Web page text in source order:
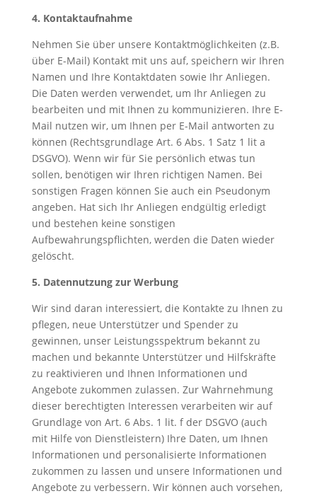
4. Kontaktaufnahme
Nehmen Sie über unsere Kontaktmöglichkeiten (z.B.
über E-Mail) Kontakt mit uns auf, speichern wir Ihren
Namen und Ihre Kontaktdaten sowie Ihr Anliegen.
Die Daten werden verwendet, um Ihr Anliegen zu
bearbeiten und mit Ihnen zu kommunizieren. Ihre E-
Mail nutzen wir, um Ihnen per E-Mail antworten zu
können (Rechtsgrundlage Art. 6 Abs. 1 Satz 1 lit a
DSGVO). Wenn wir für Sie persönlich etwas tun
sollen, benötigen wir Ihren richtigen Namen. Bei
sonstigen Fragen können Sie auch ein Pseudonym
angeben. Hat sich Ihr Anliegen endgültig erledigt
und bestehen keine sonstigen
Aufbewahrungspflichten, werden die Daten wieder
gelöscht.
5. Datennutzung zur Werbung
Wir sind daran interessiert, die Kontakte zu Ihnen zu
pflegen, neue Unterstützer und Spender zu
gewinnen, unser Leistungsspektrum bekannt zu
machen und bekannte Unterstützer und Hilfskräfte
zu reaktivieren und Ihnen Informationen und
Angebote zukommen zulassen. Zur Wahrnehmung
dieser berechtigten Interessen verarbeiten wir auf
Grundlage von Art. 6 Abs. 1 lit. f der DSGVO (auch
mit Hilfe von Dienstleistern) Ihre Daten, um Ihnen
Informationen und personalisierte Informationen
zukommen zu lassen und unsere Informationen und
Angebote zu verbessern. Wir können auch vorsehen,